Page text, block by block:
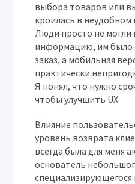
выбора товаров или
кроилась в неудобном
Люди просто не могли
информацию, им было
заказ, а мобильная
практически
Я понял, что нужно
чтобы улучшить UX.
Влияние
уровень возврата
всегда была для меня
основатель